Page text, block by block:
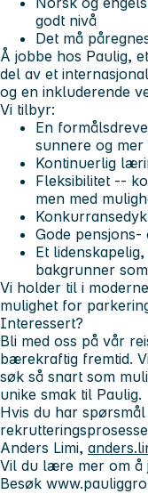
godt nivå
Det må
Å jobbe hos Paulig,
del av et
og en inkluderende
Vi tilbyr:
En
sunnere og
Kontinuerlig
Fleksibilitet --
men med
Gode
Et
bakgrunner
Vi holder til i
mulighet for
Interessert?
Bli med oss på vår
bærekraftig fremtid.
søk så snart som
unike smak til Paulig.
Hvis du har
Anders Limi,
Vil du lære mer om å
Besøk